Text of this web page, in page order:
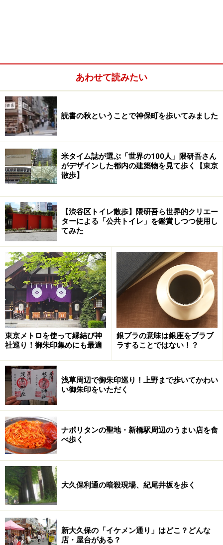
あわせて読みたい
読書の秋ということで神保町を歩いてみました
米タイム誌が選ぶ「世界の100人」隈研吾さん
がデザインした都内の建築物を見て歩く【東京
散歩】
【渋谷区トイレ散歩】隈研吾ら世界的クリエー
ターによる「公共トイレ」を鑑賞しつつ使用し
てみた
東京メトロを使って縁結び神
社巡り！御朱印集めにも最適
銀ブラの意味は銀座をブラブ
ラすることではない！？
浅草周辺で御朱印巡り！上野まで歩いてかわい
い御朱印をいただく
ナポリタンの聖地・新橋駅周辺のうまい店を食
べ歩く
大久保利通の暗殺現場、紀尾井坂を歩く
新大久保の「イケメン通り」はどこ？どんな
店・屋台がある？